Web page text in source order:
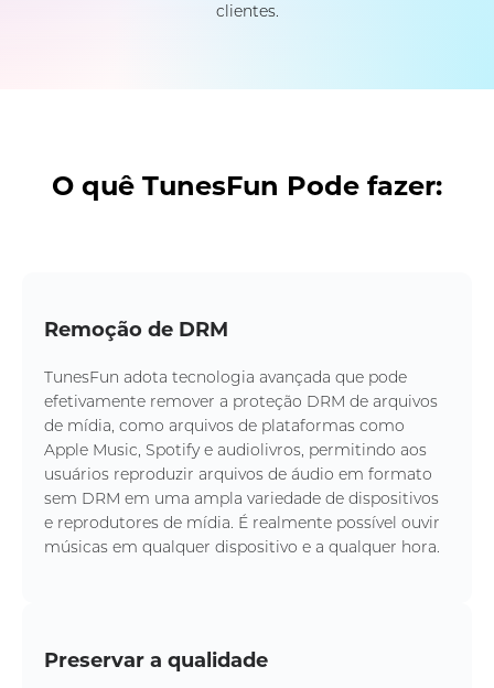
clientes.
O quê TunesFun Pode fazer:
Remoção de DRM
TunesFun adota tecnologia avançada que pode
efetivamente remover a proteção DRM de arquivos
de mídia, como arquivos de plataformas como
Apple Music, Spotify e audiolivros, permitindo aos
usuários reproduzir arquivos de áudio em formato
sem DRM em uma ampla variedade de dispositivos
e reprodutores de mídia. É realmente possível ouvir
músicas em qualquer dispositivo e a qualquer hora.
Preservar a qualidade